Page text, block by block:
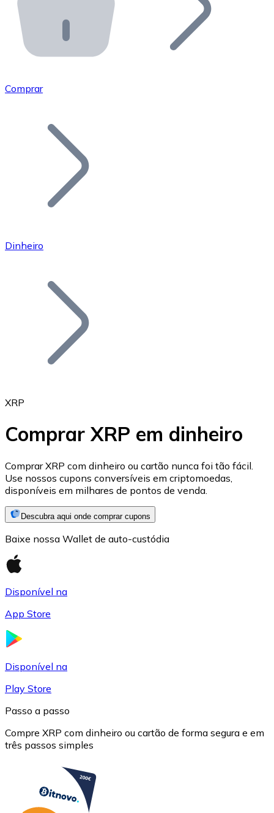
API Bitnovo
Integre nossa API no seu ecossistema.
Junte-se à nossa rede de revendedores e comercialize
Adicione o token do seu projeto ao nosso serviço de
Bitcoin
Ethereum
ETH
USDC
Comprar
Dinheiro
XRP
Comprar XRP em dinheiro
Comprar XRP com dinheiro ou cartão nunca foi tão fácil.
Use nossos cupons conversíveis em criptomoedas,
disponíveis em milhares de pontos de venda.
Descubra aqui onde comprar cupons
Baixe nossa Wallet de auto-custódia
Disponível na
App Store
Disponível na
Play Store
Passo a passo
Compre XRP com dinheiro ou cartão de forma segura e em
três passos simples